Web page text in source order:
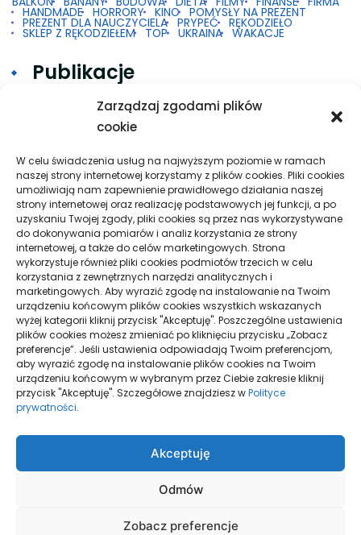
Zarządzaj zgodami plików
cookie
W celu świadczenia usług na najwyższym poziomie w ramach
naszej strony internetowej korzystamy z plików cookies. Pliki cookies
umożliwiają nam zapewnienie prawidłowego działania naszej
strony internetowej oraz realizację podstawowych jej funkcji, a po
uzyskaniu Twojej zgody, pliki cookies są przez nas wykorzystywane
do dokonywania pomiarów i analiz korzystania ze strony
internetowej, a także do celów marketingowych. Strona
wykorzystuje również pliki cookies podmiotów trzecich w celu
korzystania z zewnętrznych narzędzi analitycznych i
marketingowych. Aby wyrazić zgodę na instalowanie na Twoim
urządzeniu końcowym plików cookies wszystkich wskazanych
wyżej kategorii kliknij przycisk "Akceptuję". Poszczególne ustawienia
plików cookies możesz zmieniać po kliknięciu przycisku „Zobacz
preferencje”. Jeśli ustawienia odpowiadają Twoim preferencjom,
aby wyrazić zgodę na instalowanie plików cookies na Twoim
urządzeniu końcowym w wybranym przez Ciebie zakresie kliknij
przycisk "Akceptuję". Szczegółowe znajdziesz wPolityce
prywatności.
Akceptuję
Odmów
Zobacz preferencje
HANDMADE HORRORY KINO POMYSŁY NA PREZENT
PREZENT DLA NAUCZYCIELA PRYPEĆ RĘKODZIEŁO
SKLEP Z RĘKODZIEŁEM TOP UKRAINA WAKACJE
Publikacje
Gdy 2FA w Google na Androidzie nie działa
Taxi w praktyce: krótkie trasy, dalsze przejazdy
i spokojna organizacja podróży
Pielęgnacja podłogi po remoncie: jak wydłużyć
dobry efekt
Taxi Nowy Sącz–Znamirowice: plaża i przystań
Strony
Polityka Prywatności
Strona główna